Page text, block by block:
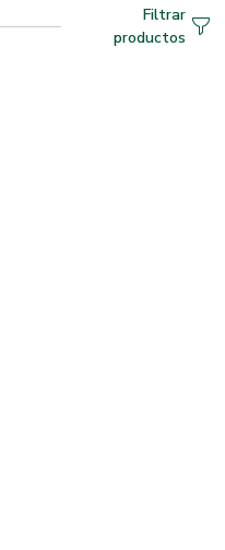
Filtrar
productos